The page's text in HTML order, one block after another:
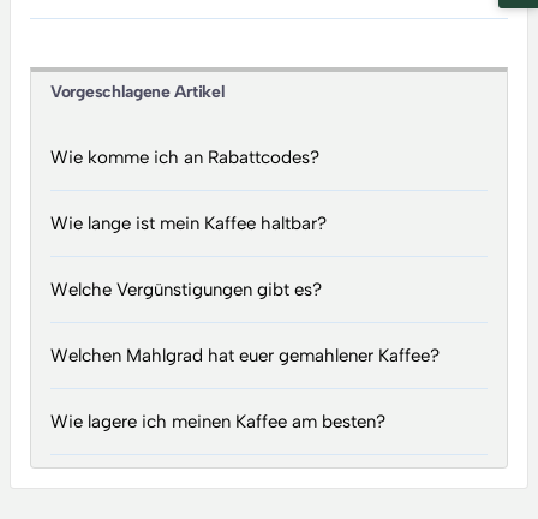
Vorgeschlagene Artikel
Wie komme ich an Rabattcodes?
Wie lange ist mein Kaffee haltbar?
Welche Vergünstigungen gibt es?
Welchen Mahlgrad hat euer gemahlener Kaffee?
Wie lagere ich meinen Kaffee am besten?